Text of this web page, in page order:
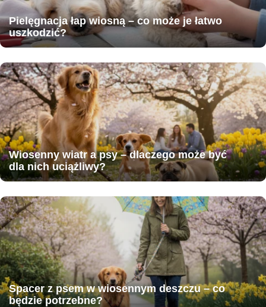
Pielęgnacja łap wiosną – co może je łatwo
uszkodzić?
Wiosenny wiatr a psy – dlaczego może być
dla nich uciążliwy?
Spacer z psem w wiosennym deszczu – co
będzie potrzebne?